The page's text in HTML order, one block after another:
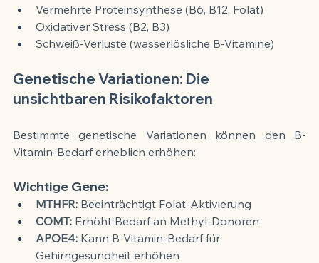
Vermehrte Proteinsynthese (B6, B12, Folat)
Oxidativer Stress (B2, B3)
Schweiß-Verluste (wasserlösliche B-Vitamine)
Genetische Variationen: Die
unsichtbaren Risikofaktoren
Bestimmte genetische Variationen können den B-
Vitamin-Bedarf erheblich erhöhen:
Wichtige Gene:
MTHFR: Beeinträchtigt Folat-Aktivierung
COMT: Erhöht Bedarf an Methyl-Donoren
APOE4: Kann B-Vitamin-Bedarf für
Gehirngesundheit erhöhen